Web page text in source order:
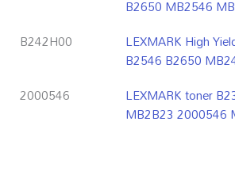
B2650 MB2546
B242H00
LEXMARK High
B2546 B2650
2000546
LEXMARK toner
MB2B23 2000546